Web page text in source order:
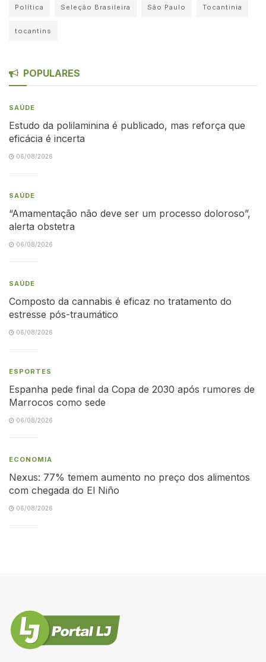
Política Seleção Brasileira São Paulo Tocantinia
tocantins
POPULARES
SAÚDE
Estudo da polilaminina é publicado, mas reforça que
eficácia é incerta
06/08/2026
SAÚDE
“Amamentação não deve ser um processo doloroso”,
alerta obstetra
06/08/2026
SAÚDE
Composto da cannabis é eficaz no tratamento do
estresse pós-traumático
06/08/2026
ESPORTES
Espanha pede final da Copa de 2030 após rumores de
Marrocos como sede
06/08/2026
ECONOMIA
Nexus: 77% temem aumento no preço dos alimentos
com chegada do El Niño
06/08/2026